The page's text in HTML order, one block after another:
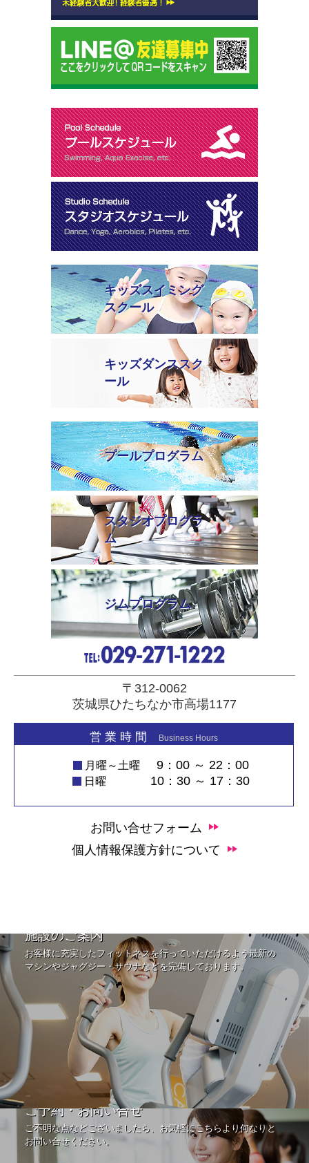
キッズスイミング
スクール
キッズダンススク
ール
プールプログラム
スタジオプログラ
ム
ジムプログラム
〒312-0062
茨城県ひたちなか市高場1177
営 業 時 間 Business Hours
月曜～土曜 9：00 ～ 22：00
日曜 10：30 ～ 17：30
お問い合せフォーム
個人情報保護方針について
施設のご案内
お客様に充実したフィットネスを行っていただけるよう最新の
マシンやジャグジー・サウナなどを完備しております。
ご予約・お問い合せ
ご不明な点などございましたら、お気軽にこちらより何なりと
お問い合せください。